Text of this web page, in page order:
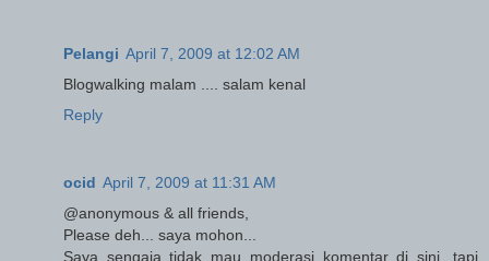
Pelangi April 7, 2009 at 12:02 AM
Blogwalking malam .... salam kenal
Reply
ocid April 7, 2009 at 11:31 AM
@anonymous & all friends,
Please deh... saya mohon...
Saya sengaja tidak mau moderasi komentar di sini...tapi